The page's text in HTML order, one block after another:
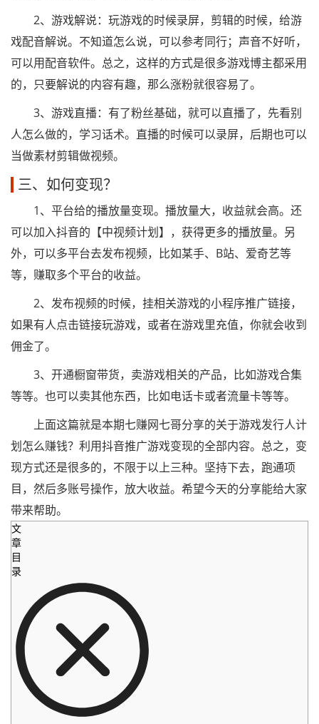
2、游戏解说：玩游戏的时候录屏，剪辑的时候，给游
戏配音解说。不知道怎么说，可以参考同行；声音不好听，
可以用配音软件。总之，这样的方式是很多游戏博主都采用
的，只要解说的内容有趣，那么涨粉就很容易了。
3、游戏直播：有了粉丝基础，就可以直播了，先看别
人怎么做的，学习话术。直播的时候可以录屏，后期也可以
当做素材剪辑做视频。
三、如何变现？
1、平台给的播放量变现。播放量大，收益就会高。还
可以加入抖音的【中视频计划】，获得更多的播放量。另
外，可以多平台去发布视频，比如某手、B站、爱奇艺等
等，赚取多个平台的收益。
2、发布视频的时候，挂相关游戏的小程序推广链接，
如果有人点击链接玩游戏，或者在游戏里充值，你就会收到
佣金了。
3、开通橱窗带货，卖游戏相关的产品，比如游戏合集
等等。也可以卖其他东西，比如电话卡或者流量卡等等。
上面这篇就是本期七赚网七哥分享的关于游戏发行人计
划怎么赚钱？利用抖音推广游戏变现的全部内容。总之，变
现方式还是很多的，不限于以上三种。坚持下去，跑通项
目，然后多账号操作，放大收益。希望今天的分享能给大家
带来帮助。
文
章
目
录